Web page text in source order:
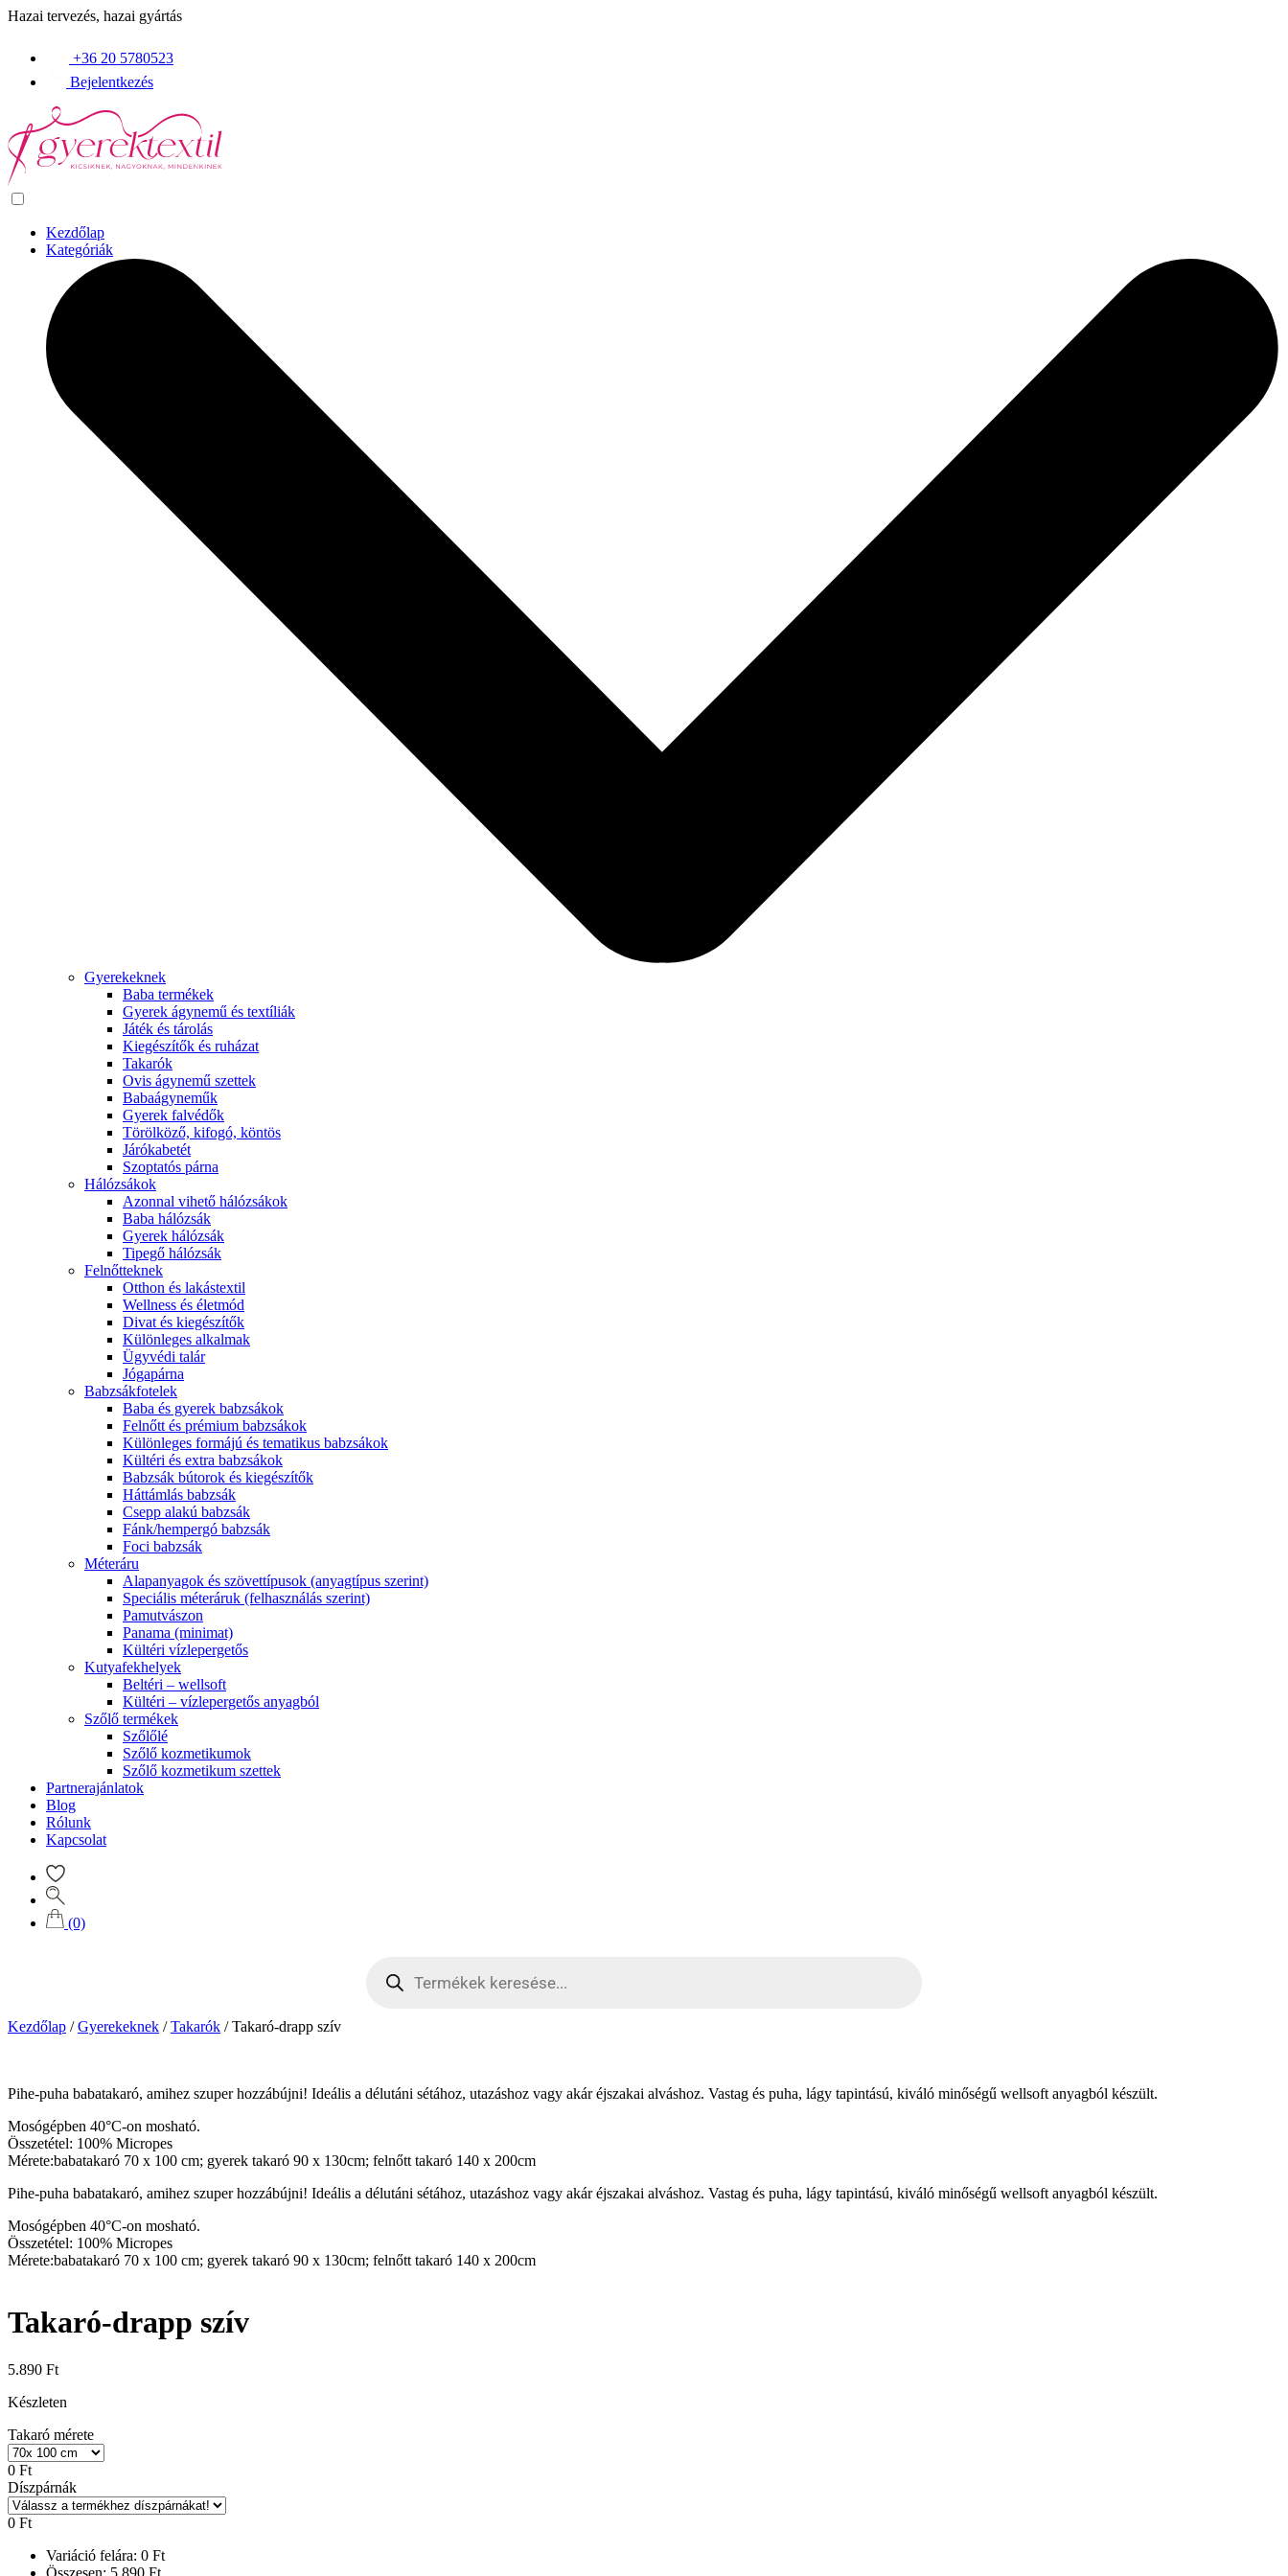
Hazai tervezés, hazai gyártás
+36 20 5780523
Bejelentkezés
Kezdőlap
Kategóriák
Gyerekeknek
Baba termékek
Gyerek ágynemű és textíliák
Játék és tárolás
Kiegészítők és ruházat
Takarók
Ovis ágynemű szettek
Babaágyneműk
Gyerek falvédők
Törölköző, kifogó, köntös
Járókabetét
Szoptatós párna
Hálózsákok
Azonnal vihető hálózsákok
Baba hálózsák
Gyerek hálózsák
Tipegő hálózsák
Felnőtteknek
Otthon és lakástextil
Wellness és életmód
Divat és kiegészítők
Különleges alkalmak
Ügyvédi talár
Jógapárna
Babzsákfotelek
Baba és gyerek babzsákok
Felnőtt és prémium babzsákok
Különleges formájú és tematikus babzsákok
Kültéri és extra babzsákok
Babzsák bútorok és kiegészítők
Háttámlás babzsák
Csepp alakú babzsák
Fánk/hempergó babzsák
Foci babzsák
Méteráru
Alapanyagok és szövettípusok (anyagtípus szerint)
Speciális méteráruk (felhasználás szerint)
Pamutvászon
Panama (minimat)
Kültéri vízlepergetős
Kutyafekhelyek
Beltéri – wellsoft
Kültéri – vízlepergetős anyagból
Szőlő termékek
Szőlőlé
Szőlő kozmetikumok
Szőlő kozmetikum szettek
Partnerajánlatok
Blog
Rólunk
Kapcsolat
(0)
search
Kezdőlap /Gyerekeknek /Takarók /Takaró-drapp szív
Pihe-puha babatakaró, amihez szuper hozzábújni! Ideális a délutáni sétához, utazáshoz vagy akár éjszakai alváshoz. Vastag és puha, lágy tapintású, kiváló minőségű wellsoft anyagból készült.
Mosógépben 40°C-on mosható.
Összetétel: 100% Micropes
Mérete:babatakaró 70 x 100 cm; gyerek takaró 90 x 130cm; felnőtt takaró 140 x 200cm
Pihe-puha babatakaró, amihez szuper hozzábújni! Ideális a délutáni sétához, utazáshoz vagy akár éjszakai alváshoz. Vastag és puha, lágy tapintású, kiváló minőségű wellsoft anyagból készült.
Mosógépben 40°C-on mosható.
Összetétel: 100% Micropes
Mérete:babatakaró 70 x 100 cm; gyerek takaró 90 x 130cm; felnőtt takaró 140 x 200cm
Takaró-drapp szív
5.890 Ft
Készleten
Takaró mérete
0 Ft
Díszpárnák
0 Ft
Variáció felára: 0 Ft
Összesen: 5.890 Ft